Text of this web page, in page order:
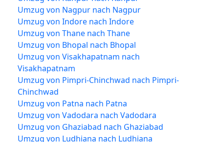
Umzug von Nagpur nach Nagpur
Umzug von Indore nach Indore
Umzug von Thane nach Thane
Umzug von Bhopal nach Bhopal
Umzug von Visakhapatnam nach
Visakhapatnam
Umzug von Pimpri-Chinchwad nach Pimpri-
Chinchwad
Umzug von Patna nach Patna
Umzug von Vadodara nach Vadodara
Umzug von Ghaziabad nach Ghaziabad
Umzug von Ludhiana nach Ludhiana